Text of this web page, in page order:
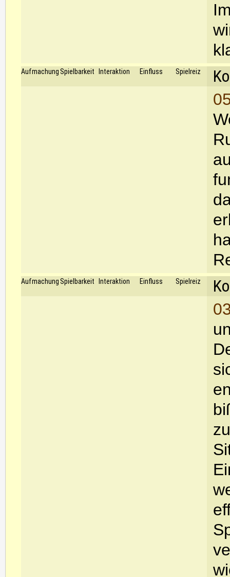
Aufmachung Spielbarkeit Interaktion Einfluss Spielreiz
Aufmachung Spielbarkeit Interaktion Einfluss Spielreiz